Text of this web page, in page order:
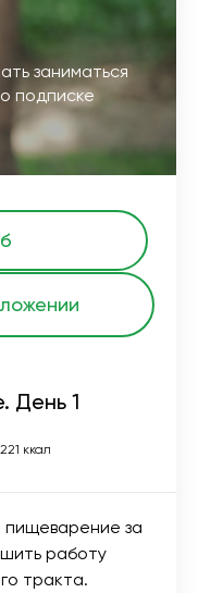
заниматься
подписке
День 1
221 ккал
пищеварение за
работу
тракта.